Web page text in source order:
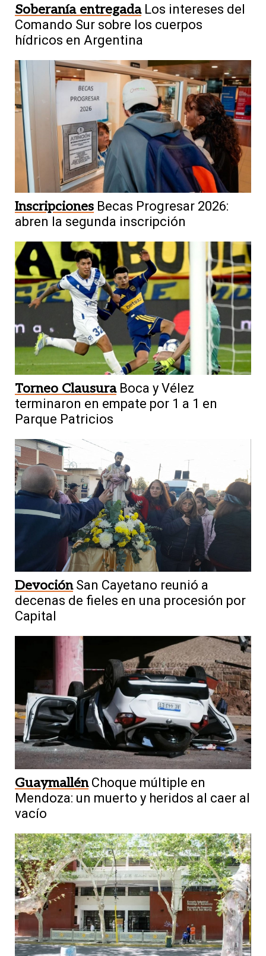
Soberanía entregada Los intereses del
Comando Sur sobre los cuerpos
hídricos en Argentina
Inscripciones Becas Progresar 2026:
abren la segunda inscripción
Torneo Clausura Boca y Vélez
terminaron en empate por 1 a 1 en
Parque Patricios
Devoción San Cayetano reunió a
decenas de fieles en una procesión por
Capital
Guaymallén Choque múltiple en
Mendoza: un muerto y heridos al caer al
vacío